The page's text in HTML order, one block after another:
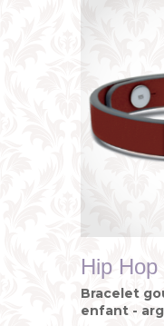
Hip Hop
Bracelet
enfant -